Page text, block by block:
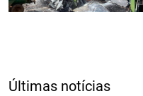
Últimas notícias